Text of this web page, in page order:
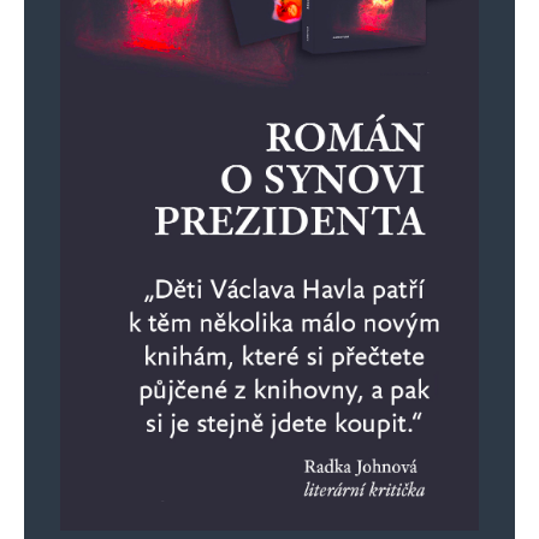
statisíců Ukrajinců, zničená země.
Fialenko bude dál prodlužovat
nesmyslné zabíjení ve prospěch
amerických zbrojařů. Prý u Bachmutu,
Avdijivky, nebo nově u Pokrovsku se
bojuje za Prahu. U kábulu taky. Než
Fialenko zoufale mektal z papírku
v Izraeli, strašná ostuda 25.10.2023.
Poučil se a naučil se pár frází nazpaměť
a 15.4.2024 poníženě blekotal o Ukrajině
před dementním Bidenem, který